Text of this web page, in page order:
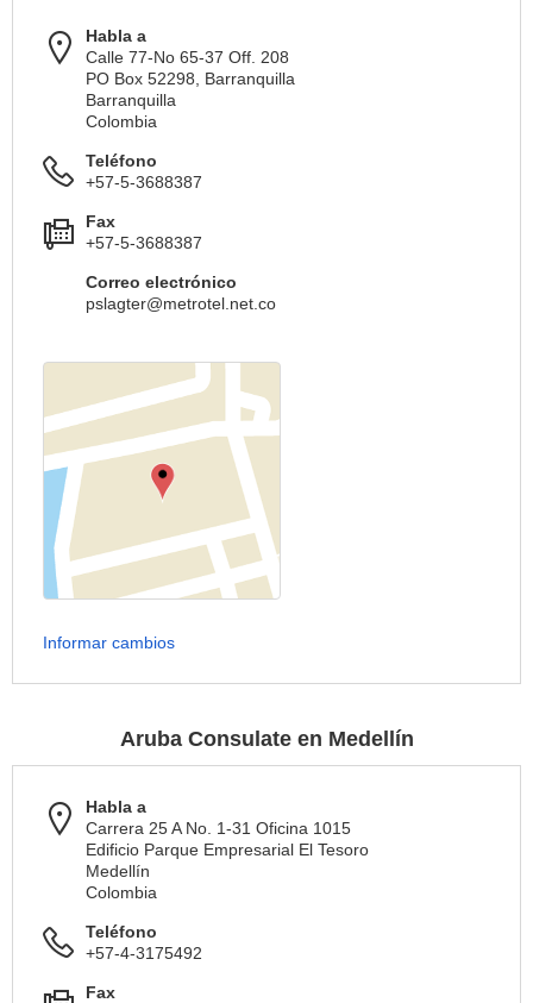
Habla a
Calle 77-No 65-37 Off. 208
PO Box 52298, Barranquilla
Barranquilla
Colombia
Teléfono
+57-5-3688387
Fax
+57-5-3688387
Correo electrónico
pslagter@metrotel.net.co
Informar cambios
Aruba Consulate en Medellín
Habla a
Carrera 25 A No. 1-31 Oficina 1015
Edificio Parque Empresarial El Tesoro
Medellín
Colombia
Teléfono
+57-4-3175492
Fax